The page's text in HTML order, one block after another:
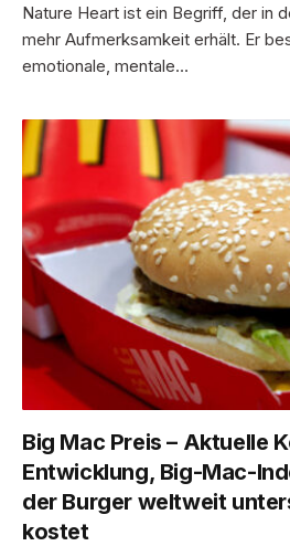
Nature Heart ist ein Begriff, der in
mehr Aufmerksamkeit erhält. Er
emotionale, mentale…
Big Mac Preis – Aktuelle
Entwicklung, Big-Mac-
der Burger weltweit
kostet